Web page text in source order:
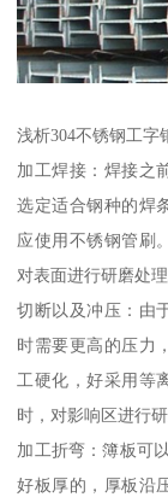
浅析304不锈钢工字
加工焊接：焊接之
选定适合钢种的焊
应使用不锈钢管刷
对表面进行研磨处理
切断以及冲压：由
时需要更高的压力
工硬化，好采用等
时，对影响区进行
加工折弯：簿板可
好板厚的，厚板沿